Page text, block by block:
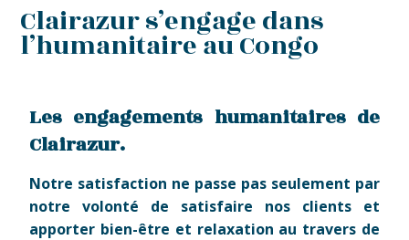
Clairazur s’engage dans
l’humanitaire au Congo
Les engagements humanitaires de
Clairazur.
Notre satisfaction ne passe pas seulement par
notre volonté de satisfaire nos clients et
apporter bien-être et relaxation au travers de